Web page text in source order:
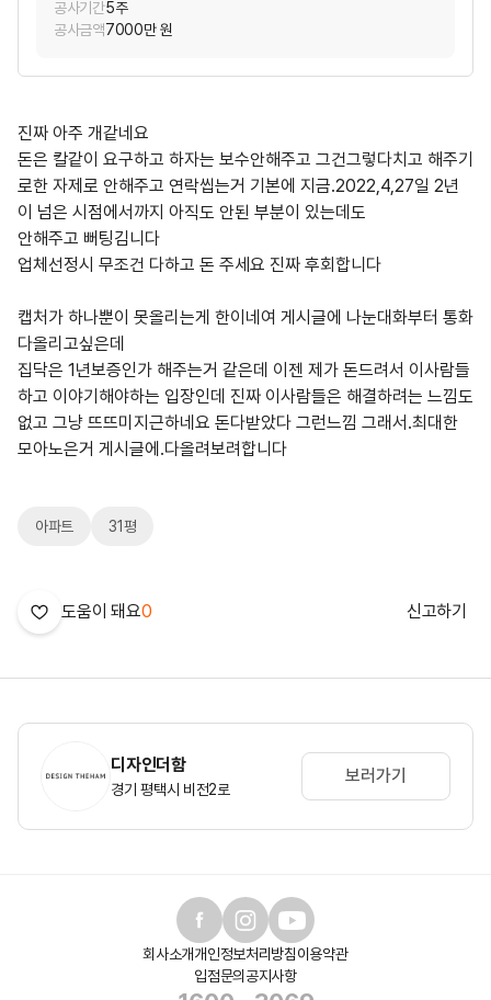
공사기간5주
공사금액7000만 원
진짜 아주 개같네요
돈은 칼같이 요구하고 하자는 보수안해주고 그건그렇다치고 해주기
로한 자제로 안해주고 연락씹는거 기본에 지금.2022,4,27일 2년
이 넘은 시점에서까지 아직도 안된 부분이 있는데도
안해주고 뻐팅김니다
업체선정시 무조건 다하고 돈 주세요 진짜 후회합니다
캡처가 하나뿐이 못올리는게 한이네여 게시글에 나눈대화부터 통화
다올리고싶은데
집닥은 1년보증인가 해주는거 같은데 이젠 제가 돈드려서 이사람들
하고 이야기해야하는 입장인데 진짜 이사람들은 해결하려는 느낌도
없고 그냥 뜨뜨미지근하네요 돈다받았다 그런느낌 그래서.최대한
모아노은거 게시글에.다올려보려합니다
아파트 31평
도움이 돼요0 신고하기
디자인더함
경기 평택시 비전2로
보러가기
회사소개개인정보처리방침이용약관
입점문의 공지사항